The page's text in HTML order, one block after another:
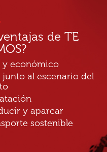
de TE
y económico
al escenario del
y aparcar
sostenible